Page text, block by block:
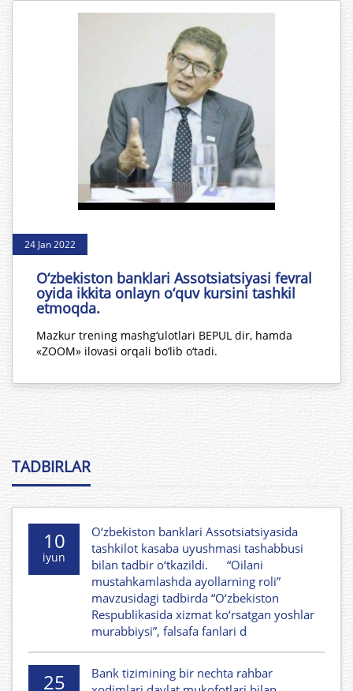
24 Jan 2022
O‘zbekiston banklari Assotsiatsiyasi fevral
oyida ikkita onlayn o‘quv kursini tashkil
etmoqda.
Mazkur trening mashg‘ulotlari BEPUL dir, hamda
«ZOOM» ilovasi orqali bo‘lib o‘tadi.
TADBIRLAR
10
iyun
O‘zbekiston banklari Assotsiatsiyasida
tashkilot kasaba uyushmasi tashabbusi
bilan tadbir o‘tkazildi. “Oilani
mustahkamlashda ayollarning roli”
mavzusidagi tadbirda “O‘zbekiston
Respublikasida xizmat ko‘rsatgan yoshlar
murabbiysi”, falsafa fanlari d
25
Bank tizimining bir nechta rahbar